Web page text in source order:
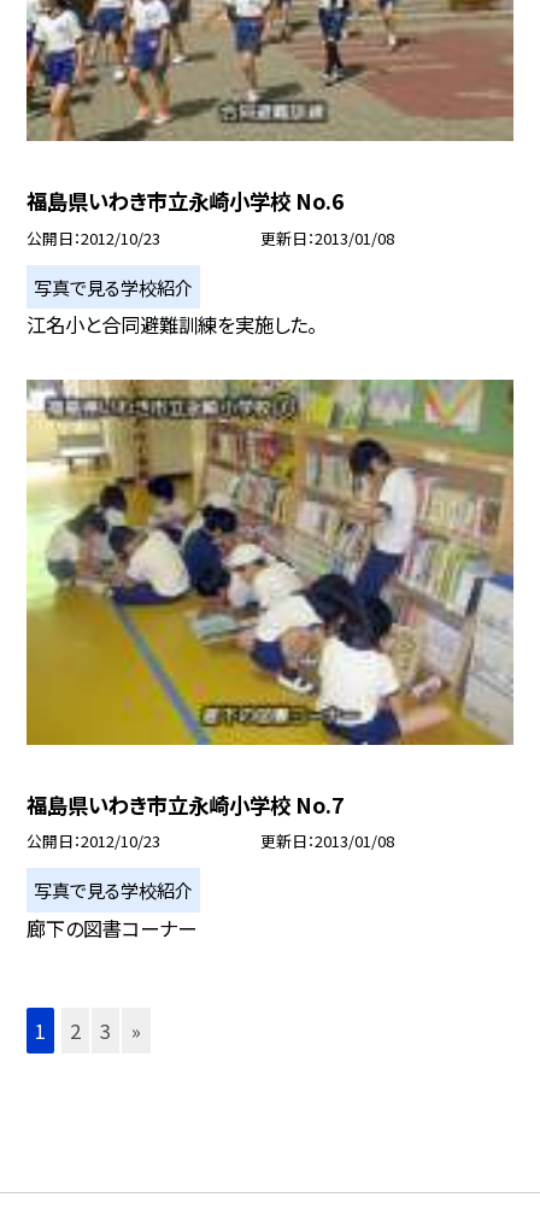
福島県いわき市立永崎小学校 No.6
公開日 2012/10/23 更新日 2013/01/08
写真で見る学校紹介
江名小と合同避難訓練を実施した。
福島県いわき市立永崎小学校 No.7
公開日 2012/10/23 更新日 2013/01/08
写真で見る学校紹介
廊下の図書コーナー
1 2 3 »